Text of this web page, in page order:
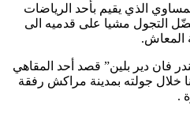
الذي يقيم بأحد الرياضات
التجول مشيا على قدميه الى
المعاش.
فان دير بلين” قصد أحد المقاهي
خلال جولته بمدينة مراكش رفقة
.